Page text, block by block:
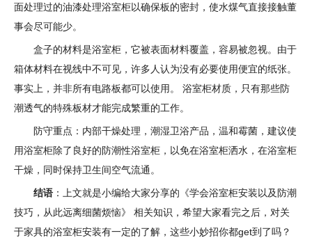
面处理过的油漆处理浴室柜以确保板的密封，使水煤气直接接触董
事会尽可能少。
盒子的材料是浴室柜，它被表面材料覆盖，容易被忽视。由于
箱体材料在视线中不可见，许多人认为没有必要使用便宜的纸张。
事实上，并非所有电路板都可以使用。 浴室柜材质，只有那些防
潮透气的特殊板材才能完成繁重的工作。
防守重点：内部干燥处理，潮湿卫浴产品，温和霉菌，建议使
用浴室柜除了良好的防潮性浴室柜，以免在浴室柜洒水，在浴室柜
干燥，同时保持卫生间空气流通。
结语 ：上文就是小编给大家分享的《学会浴室柜安装以及防潮
技巧，从此远离细菌烦恼》 相关知识，希望大家看完之后，对关
于家具的浴室柜安装有一定的了解，这些小妙招你都get到了吗？